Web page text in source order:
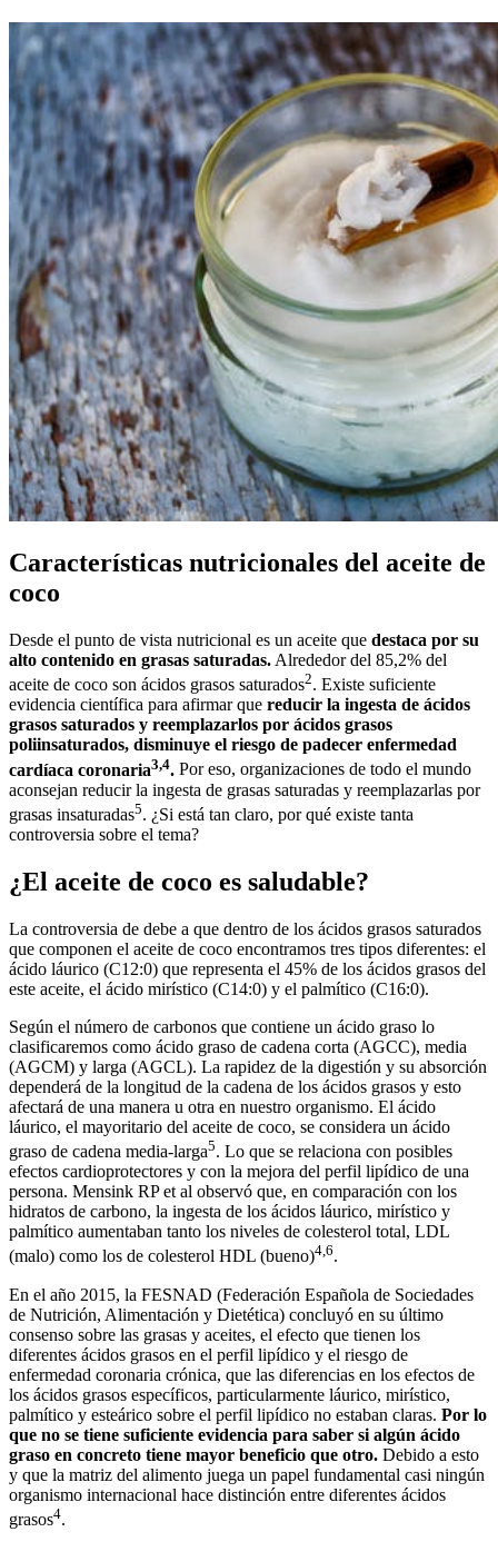
Características nutricionales del aceite de
coco
Desde el punto de vista nutricional es un aceite que destaca por su
alto contenido en grasas saturadas. Alrededor del 85,2% del
aceite de coco son ácidos grasos saturados2. Existe suficiente
evidencia científica para afirmar que reducir la ingesta de ácidos
grasos saturados y reemplazarlos por ácidos grasos
poliinsaturados, disminuye el riesgo de padecer enfermedad
cardíaca coronaria3,4. Por eso, organizaciones de todo el mundo
aconsejan reducir la ingesta de grasas saturadas y reemplazarlas por
grasas insaturadas5. ¿Si está tan claro, por qué existe tanta
controversia sobre el tema?
¿El aceite de coco es saludable?
La controversia de debe a que dentro de los ácidos grasos saturados
que componen el aceite de coco encontramos tres tipos diferentes: el
ácido láurico (C12:0) que representa el 45% de los ácidos grasos del
este aceite, el ácido mirístico (C14:0) y el palmítico (C16:0).
Según el número de carbonos que contiene un ácido graso lo
clasificaremos como ácido graso de cadena corta (AGCC), media
(AGCM) y larga (AGCL). La rapidez de la digestión y su absorción
dependerá de la longitud de la cadena de los ácidos grasos y esto
afectará de una manera u otra en nuestro organismo. El ácido
láurico, el mayoritario del aceite de coco, se considera un ácido
graso de cadena media-larga5. Lo que se relaciona con posibles
efectos cardioprotectores y con la mejora del perfil lipídico de una
persona. Mensink RP et al observó que, en comparación con los
hidratos de carbono, la ingesta de los ácidos láurico, mirístico y
palmítico aumentaban tanto los niveles de colesterol total, LDL
(malo) como los de colesterol HDL (bueno)4,6.
En el año 2015, la FESNAD (Federación Española de Sociedades
de Nutrición, Alimentación y Dietética) concluyó en su último
consenso sobre las grasas y aceites, el efecto que tienen los
diferentes ácidos grasos en el perfil lipídico y el riesgo de
enfermedad coronaria crónica, que las diferencias en los efectos de
los ácidos grasos específicos, particularmente láurico, mirístico,
palmítico y esteárico sobre el perfil lipídico no estaban claras. Por lo
que no se tiene suficiente evidencia para saber si algún ácido
graso en concreto tiene mayor beneficio que otro. Debido a esto
y que la matriz del alimento juega un papel fundamental casi ningún
organismo internacional hace distinción entre diferentes ácidos
grasos4.